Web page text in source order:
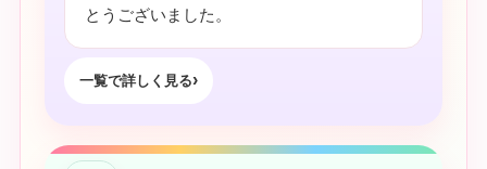
とうございました。
一覧で詳しく見る